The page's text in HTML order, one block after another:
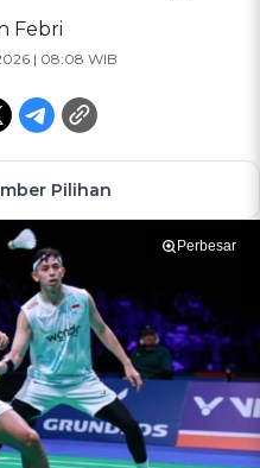
Febri
| 08:08 WIB
Pilihan
Perbesar